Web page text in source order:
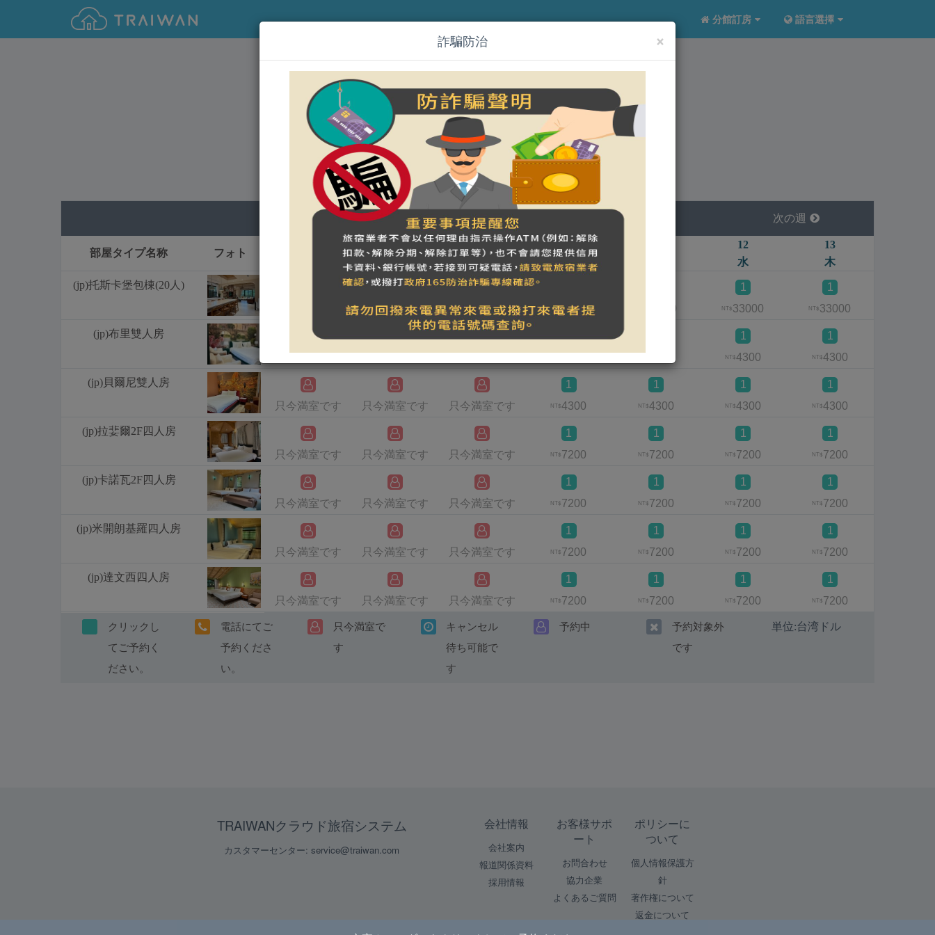
分館訂房 語言選擇
(jp)風山雅筑-托斯卡堡(包棟房價均不
含早餐；平日訂單房送早餐)
營登名稱：
合法民宿 苗栗縣402號
前の週 次の週
部屋タイプ名称 フォト
(jp)托斯卡堡包棟(20人)
(jp)布里雙人房
(jp)貝爾尼雙人房
(jp)拉婓爾2F四人房
(jp)卡諾瓦2F四人房
(jp)米開朗基羅四人房
(jp)達文西四人房
08
土
09
日
10
月
12
水
13
木
只今満室です 只今満室です NT$33000 33000
1
NT$ 33000
1
NT$ 33000
1
NT$4300
1
NT$4300
只今満室です 只今満室です 只今満室です
1
NT$4300
1
NT$4300
1
NT$4300
1
NT$4300
只今満室です 只今満室です 只今満室です
1
NT$ 7200
1
NT$ 7200
1
NT$ 7200
1
NT$ 7200
只今満室です 只今満室です 只今満室です
1
NT$ 7200
1
NT$ 7200
1
NT$ 7200
1
NT$ 7200
只今満室です 只今満室です 只今満室です
1
NT$ 7200
1
NT$ 7200
1
NT$ 7200
1
NT$ 7200
只今満室です 只今満室です 只今満室です
1
NT$ 7200
1
NT$ 7200
1
NT$ 7200
1
NT$ 7200
クリックし
てご予約く
ださい。
電話にてご
予約くださ
い。
只今満室で
す
キャンセル
待ち可能で
す
予約中
予約対象外
です
単位:台湾ドル
×
詐騙防治
TRAIWANクラウド旅宿システム
カスタマーセンター: service@traiwan.com
会社情報
会社案内
報道関係資料
採用情報
お客様サポ
ート
お問合わせ
協力企業
よくあるご質問
ポリシーに
ついて
個人情報保護方
針
著作権について
返金について